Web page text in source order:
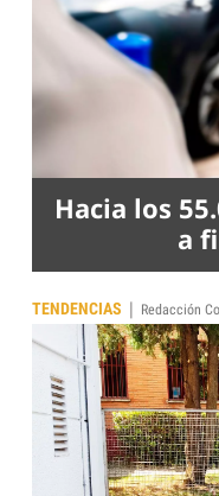
Hacia los
a
TENDENCIAS | Redacción